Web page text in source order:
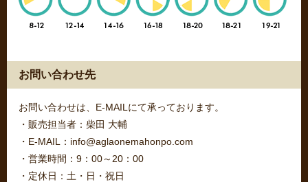
お問い合わせ先
お問い合わせは、E-MAILにて承っております。
・販売担当者：柴田 大輔
・E-MAIL：info@aglaonemahonpo.com
・営業時間：9：00～20：00
・定休日：土・日・祝日